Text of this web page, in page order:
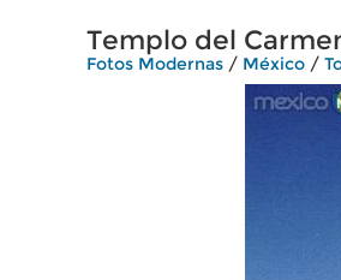
Templo del
Fotos Modernas / México /